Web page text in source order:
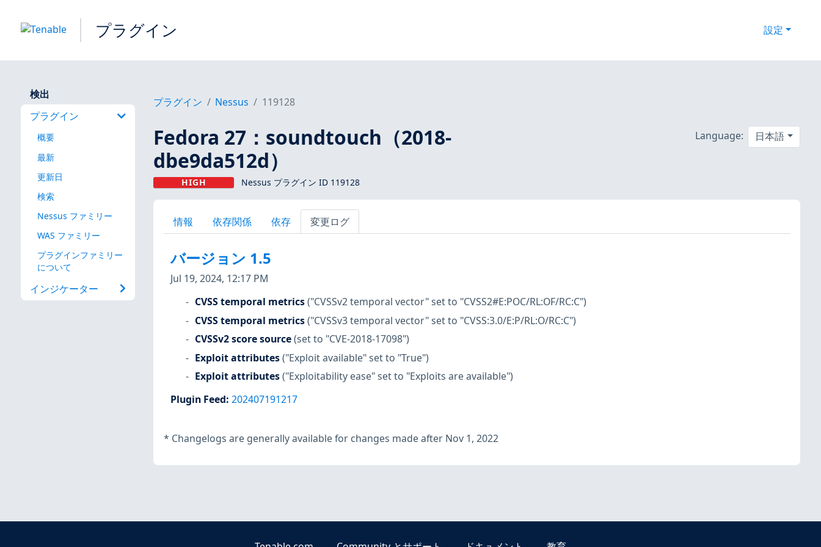
プラグイン 設定
検出
プラグイン
概要
最新
更新日
検索
Nessus ファミリー
WAS ファミリー
プラグインファミリー
について
インジケーター
プラグイン Nessus 119128
Fedora 27：soundtouch（2018-
dbe9da512d）
HIGH Nessus プラグイン ID 119128
Language: 日本語
情報 依存関係 依存 変更ログ
バージョン 1.5
Jul 19, 2024, 12:17 PM
CVSS temporal metrics("CVSSv2 temporal vector" set to "CVSS2#E:POC/RL:OF/RC:C")
CVSS temporal metrics("CVSSv3 temporal vector" set to "CVSS:3.0/E:P/RL:O/RC:C")
CVSSv2 score source(set to "CVE-2018-17098")
Exploit attributes("Exploit available" set to "True")
Exploit attributes("Exploitability ease" set to "Exploits are available")
Plugin Feed: 202407191217
* Changelogs are generally available for changes made after Nov 1, 2022